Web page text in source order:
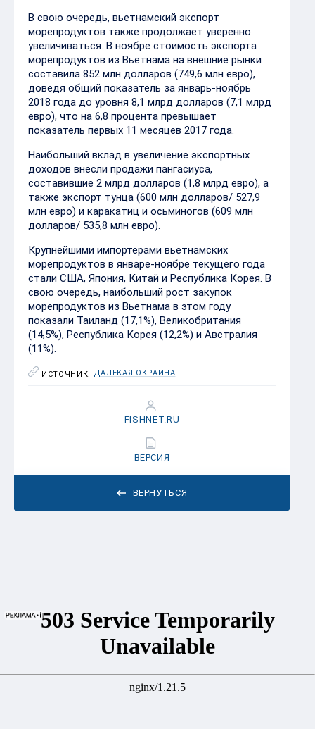
В свою очередь, вьетнамский экспорт
морепродуктов также продолжает уверенно
увеличиваться. В ноябре стоимость экспорта
морепродуктов из Вьетнама на внешние рынки
составила 852 млн долларов (749,6 млн евро),
доведя общий показатель за январь-ноябрь
2018 года до уровня 8,1 млрд долларов (7,1 млрд
евро), что на 6,8 процента превышает
показатель первых 11 месяцев 2017 года.
Наибольший вклад в увеличение экспортных
доходов внесли продажи пангасиуса,
составившие 2 млрд долларов (1,8 млрд евро), а
также экспорт тунца (600 млн долларов/ 527,9
млн евро) и каракатиц и осьминогов (609 млн
долларов/ 535,8 млн евро).
Крупнейшими импортерами вьетнамских
морепродуктов в январе-ноябре текущего года
стали США, Япония, Китай и Республика Корея. В
свою очередь, наибольший рост закупок
морепродуктов из Вьетнама в этом году
показали Таиланд (17,1%), Великобритания
(14,5%), Республика Корея (12,2%) и Австралия
(11%).
ИСТОЧНИК: ДАЛЕКАЯ ОКРАИНА
ВЕРНУТЬСЯ
FISHNET.RU
ВЕРСИЯ